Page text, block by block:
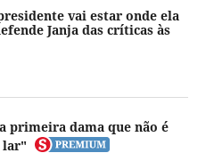
vai estar onde ela
Janja das críticas às
primeira dama que não é
lar"